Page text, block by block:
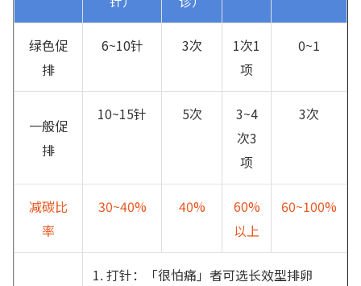
绿色促
排
6~10针 3次
1次1
项
0~1
一般促
排
10~15针 5次
3~4
次3
项
3次
减碳比
率
30~40% 40%
60%
以上
60~100%
1. 打针：「很怕痛」者可选长效型排卵